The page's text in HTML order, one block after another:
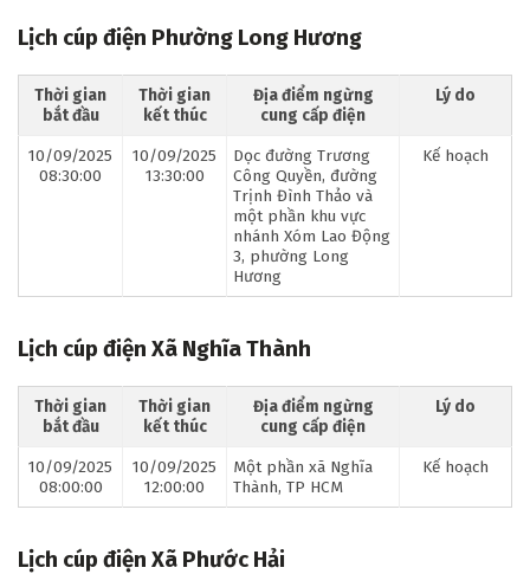
Lịch cúp điện Phường Long Hương
Thời gian
bắt đầu
Thời gian
kết thúc
Địa điểm ngừng
cung cấp điện
Lý do
10/09/2025
08:30:00
10/09/2025
13:30:00
Dọc đường Trương
Công Quyền, đường
Trịnh Đình Thảo và
một phần khu vực
nhánh Xóm Lao Động
3, phường Long
Hương
Kế hoạch
Lịch cúp điện Xã Nghĩa Thành
Thời gian
bắt đầu
Thời gian
kết thúc
Địa điểm ngừng
cung cấp điện
Lý do
10/09/2025
08:00:00
10/09/2025
12:00:00
Một phần xã Nghĩa
Thành, TP HCM
Kế hoạch
Lịch cúp điện Xã Phước Hải